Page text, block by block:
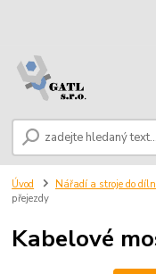
Úvod Nářadí a stroje do
přejezdy
Kabelové